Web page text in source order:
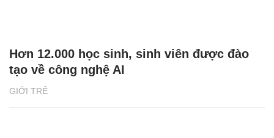
GIỚI TRẺ
Hơn 12.000 học sinh, sinh viên được đào
tạo về công nghệ AI